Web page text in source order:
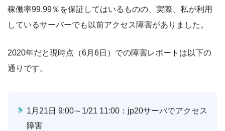
稼働率99.99％を保証してはいるものの、実際、私が利用
しているサーバーでも以前アクセス障害がありました。
2020年だと現時点（6月6日）での障害レポートは以下の
通りです。
1月21日 9:00～1/21 11:00：jp20サーバでアクセス
障害